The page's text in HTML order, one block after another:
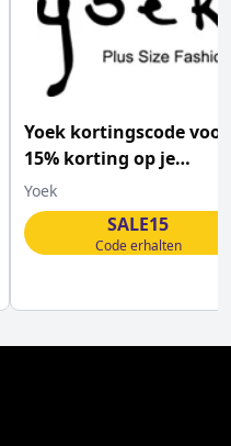
Yoek kortingscode voor
15% korting op je
bestelling
Yoek
SALE15
Code erhalten